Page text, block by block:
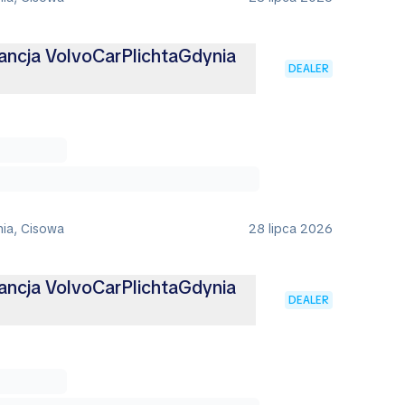
VolvoCarPlichtaGdynia
DEALER
Cisowa 28 lipca 2026
VolvoCarPlichtaGdynia
DEALER